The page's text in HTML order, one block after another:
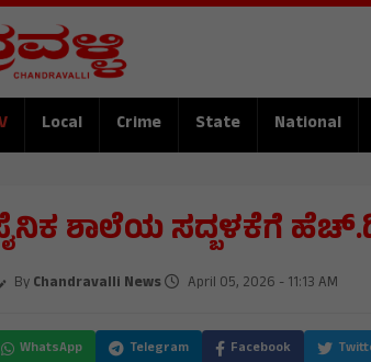
Local Crime State National
ಶಾಲೆಯ ಸದ್ಬಳಕೆಗೆ
ByChandravalli News April 05, 2026 - 11:13 AM
WhatsApp Telegram Facebook